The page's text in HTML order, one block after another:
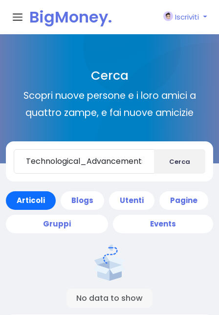
BigMoney.
Iscriviti
Cerca
Scopri nuove persone e i loro amici a
quattro zampe, e fai nuove amicizie
Cerca
Articoli Blogs Utenti Pagine
Gruppi Events
No data to show